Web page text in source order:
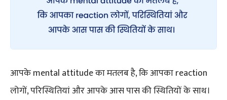
आपके mental attitude का मतलब है, कि आपका reaction
लोगों, परिस्थितियां और आपके आस पास की स्थितियों के साथ।